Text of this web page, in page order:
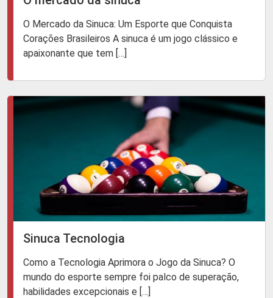
O Mercado da Sinuca: Um Esporte que Conquista
Corações Brasileiros A sinuca é um jogo clássico e
apaixonante que tem […]
Sinuca Tecnologia
Como a Tecnologia Aprimora o Jogo da Sinuca? O
mundo do esporte sempre foi palco de superação,
habilidades excepcionais e […]